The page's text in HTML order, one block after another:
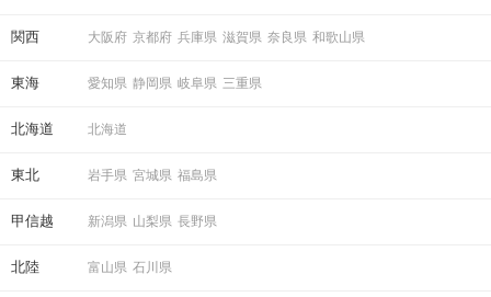
関西 大阪府 京都府 兵庫県 滋賀県 奈良県 和歌山県
東海 愛知県 静岡県 岐阜県 三重県
北海道 北海道
東北 岩手県 宮城県 福島県
甲信越 新潟県 山梨県 長野県
北陸 富山県 石川県